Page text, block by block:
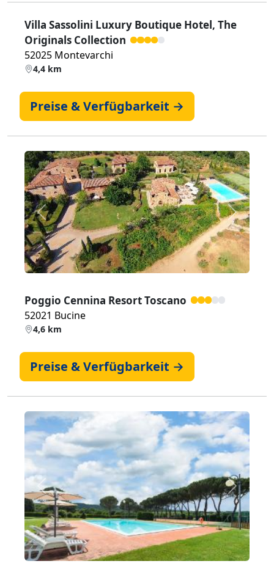
Villa Sassolini Luxury Boutique Hotel, The
Originals Collection
52025 Montevarchi
4,4 km
Preise & Verfügbarkeit →
Zurück Weiter
Poggio Cennina Resort Toscano
52021 Bucine
4,6 km
Preise & Verfügbarkeit →
Zurück Weiter